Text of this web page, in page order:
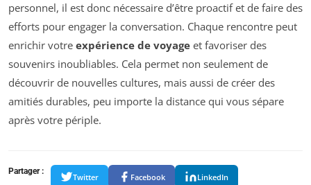
personnel, il est donc nécessaire d’être proactif et de faire des
efforts pour engager la conversation. Chaque rencontre peut
enrichir votre expérience de voyage et favoriser des
souvenirs inoubliables. Cela permet non seulement de
découvrir de nouvelles cultures, mais aussi de créer des
amitiés durables, peu importe la distance qui vous sépare
après votre périple.
Partager :
Twitter Facebook LinkedIn